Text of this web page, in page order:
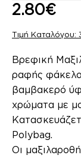
2.80€
Βρεφική
ραφής
βαμβακερό
χρώματα με
Polybag.
Οι